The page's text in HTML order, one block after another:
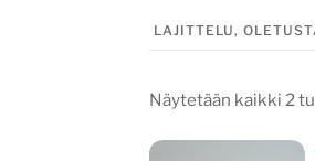
Näytetään kaikki 2